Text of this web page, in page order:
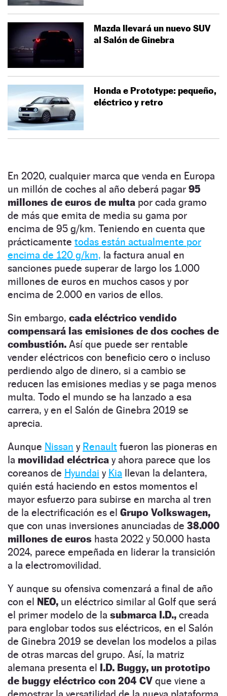
Mazda llevará un nuevo SUV
al Salón de Ginebra
Honda e Prototype: pequeño,
eléctrico y retro
En 2020, cualquier marca que venda en Europa
un millón de coches al año deberá pagar 95
millones de euros de multa por cada gramo
de más que emita de media su gama por
encima de 95 g/km. Teniendo en cuenta que
prácticamente todas están actualmente por
encima de 120 g/km, la factura anual en
sanciones puede superar de largo los 1.000
millones de euros en muchos casos y por
encima de 2.000 en varios de ellos.
Sin embargo, cada eléctrico vendido
compensará las emisiones de dos coches de
combustión. Así que puede ser rentable
vender eléctricos con beneficio cero o incluso
perdiendo algo de dinero, si a cambio se
reducen las emisiones medias y se paga menos
multa. Todo el mundo se ha lanzado a esa
carrera, y en el Salón de Ginebra 2019 se
aprecia.
Aunque Nissan y Renault fueron las pioneras en
la movilidad eléctrica y ahora parece que los
coreanos de Hyundai y Kia llevan la delantera,
quién está haciendo en estos momentos el
mayor esfuerzo para subirse en marcha al tren
de la electrificación es el Grupo Volkswagen,
que con unas inversiones anunciadas de 38.000
millones de euros hasta 2022 y 50.000 hasta
2024, parece empeñada en liderar la transición
a la electromovilidad.
Y aunque su ofensiva comenzará a final de año
con el NEO, un eléctrico similar al Golf que será
el primer modelo de la submarca I.D., creada
para englobar todos sus eléctricos, en el Salón
de Ginebra 2019 se develan los modelos a pilas
de otras marcas del grupo. Así, la matriz
alemana presenta el I.D. Buggy, un prototipo
de buggy eléctrico con 204 CV que viene a